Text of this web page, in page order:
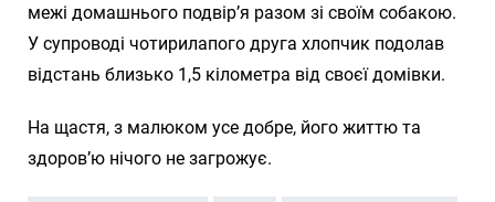
межі домашнього подвір’я разом зі своїм собакою.
У супроводі чотирилапого друга хлопчик подолав
відстань близько 1,5 кілометра від своєї домівки.
На щастя, з малюком усе добре, його життю та
здоров’ю нічого не загрожує.